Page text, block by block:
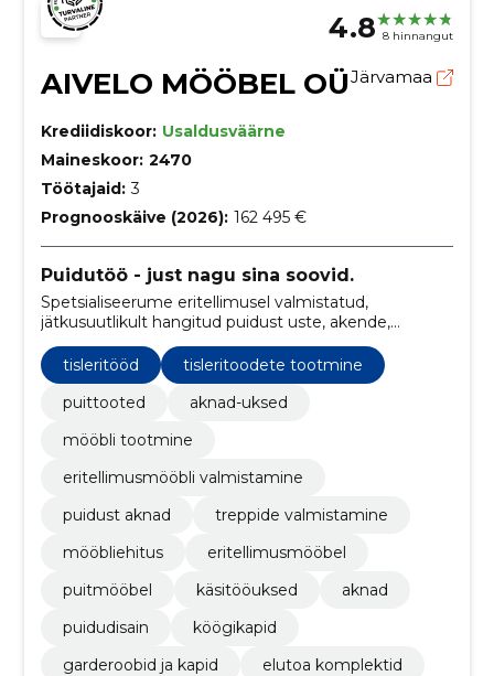
4.8 8 hinnangut
AIVELO MÖÖBEL OÜJärvamaa
Krediidiskoor: Usaldusväärne
Maineskoor: 2470
Töötajaid: 3
Prognooskäive (2026): 162 495 €
Puidutöö - just nagu sina soovid.
Spetsialiseerume eritellimusel valmistatud,
jätkusuutlikult hangitud puidust uste, akende,
ainulaadseid ja stiilseid lahendusi.
tisleritööd
tisleritoodete tootmine
puittooted
aknad-uksed
mööbli tootmine
eritellimusmööbli valmistamine
puidust aknad
treppide valmistamine
mööbliehitus
eritellimusmööbel
puitmööbel
käsitööuksed
aknad
puidudisain
köögikapid
garderoobid ja kapid
elutoa komplektid